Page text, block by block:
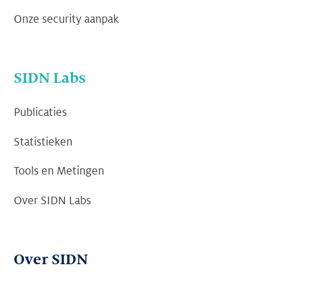
Onze security aanpak
SIDN Labs
Publicaties
Statistieken
Tools en Metingen
Over SIDN Labs
Over SIDN